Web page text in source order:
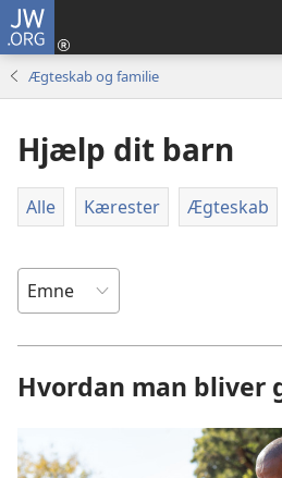
JW.ORG
Ægteskab og familie
Hjælp dit barn
Alle Kærester Ægteskab
Hvordan man bliver